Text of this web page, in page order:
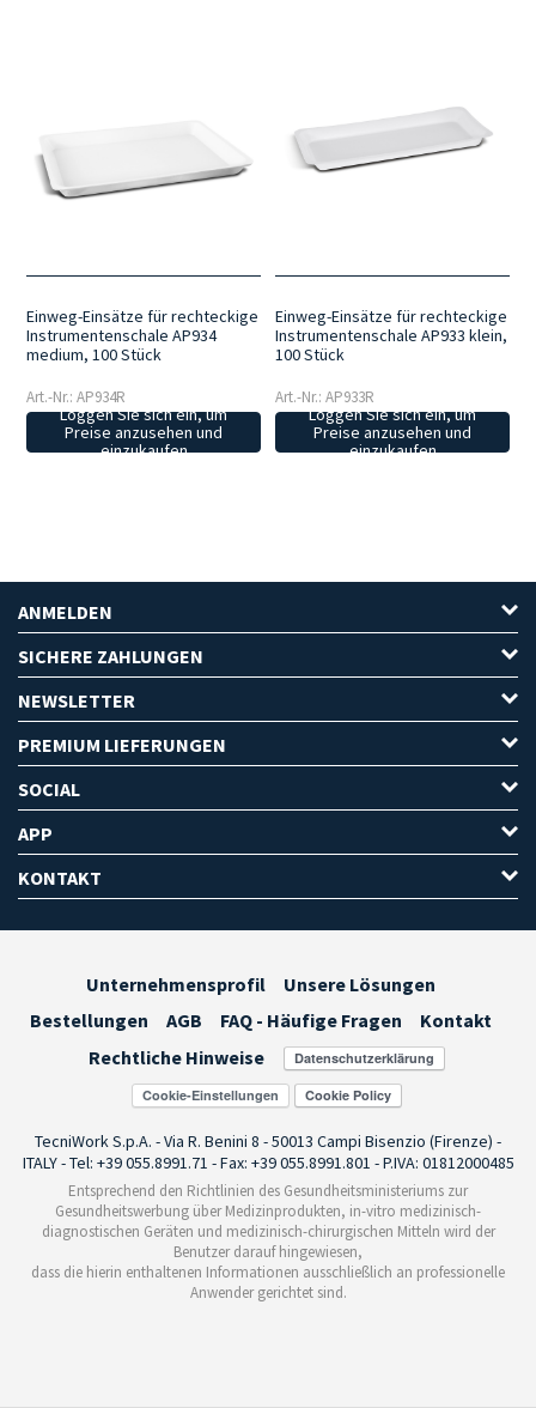
Einweg-Einsätze für rechteckige
Instrumentenschale AP934
medium, 100 Stück
Art.-Nr.: AP934R
Loggen Sie sich ein, um
Preise anzusehen und
einzukaufen
Einweg-Einsätze für rechteckige
Instrumentenschale AP933 klein,
100 Stück
Art.-Nr.: AP933R
Loggen Sie sich ein, um
Preise anzusehen und
einzukaufen
ANMELDEN
SICHERE ZAHLUNGEN
NEWSLETTER
PREMIUM LIEFERUNGEN
SOCIAL
APP
KONTAKT
Unternehmensprofil
Unsere Lösungen
Bestellungen
AGB FAQ - Häufige Fragen
Kontakt
Rechtliche Hinweise
Cookie-Einstellungen
TecniWork S.p.A. - Via R. Benini 8 - 50013 Campi Bisenzio (Firenze) -
ITALY - Tel: +39 055.8991.71 - Fax: +39 055.8991.801 - P.IVA: 01812000485
Entsprechend den Richtlinien des Gesundheitsministeriums zur
Gesundheitswerbung über Medizinprodukten, in-vitro medizinisch-
diagnostischen Geräten und medizinisch-chirurgischen Mitteln wird der
Benutzer darauf hingewiesen,
dass die hierin enthaltenen Informationen ausschließlich an professionelle
Anwender gerichtet sind.